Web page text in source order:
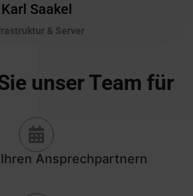
Karl Saakel
& Server
unser Team für
Ansprechpartnern